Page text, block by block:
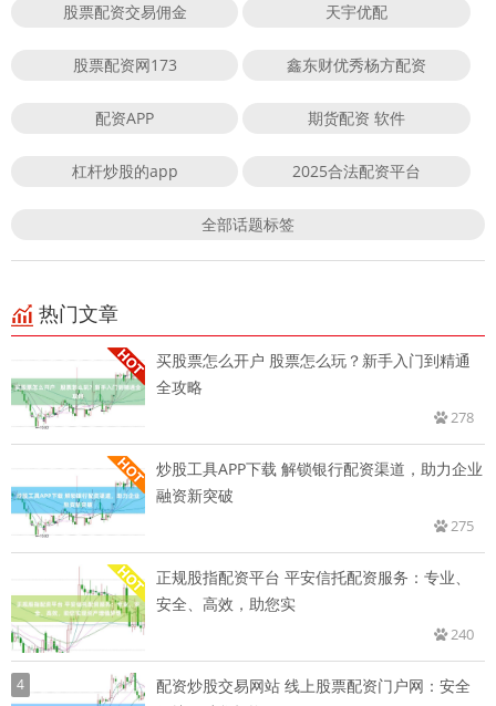
股票配资交易佣金 天宇优配
股票配资网173 鑫东财优秀杨方配资
配资APP 期货配资 软件
杠杆炒股的app 2025合法配资平台
全部话题标签
热门文章
买股票怎么开户 股票怎么玩？新手入门到精通
全攻略
278
炒股工具APP下载 解锁银行配资渠道，助力企业
融资新突破
275
正规股指配资平台 平安信托配资服务：专业、
安全、高效，助您实
240
4
配资炒股交易网站 线上股票配资门户网：安全